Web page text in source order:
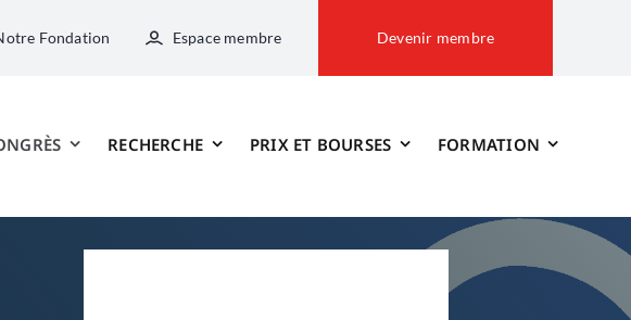
Fondation Espace membre Devenir membre
RECHERCHE PRIX ET BOURSES FORMATION